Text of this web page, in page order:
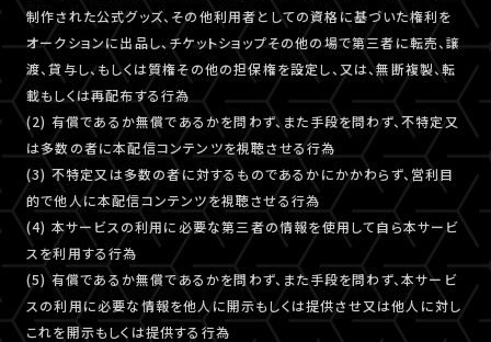
制作された公式グッズ、その他利用者としての資格に基づいた権利を
オークションに出品し、チケットショップその他の場で第三者に転売、譲
渡、貸与し、もしくは質権その他の担保権を設定し、又は、無断複製、転
載もしくは再配布する行為
(2) 有償であるか無償であるかを問わず、また手段を問わず、不特定又
は多数の者に本配信コンテンツを視聴させる行為
(3) 不特定又は多数の者に対するものであるかにかかわらず、営利目
的で他人に本配信コンテンツを視聴させる行為
(4) 本サービスの利用に必要な第三者の情報を使用して自ら本サービ
スを利用する行為
(5) 有償であるか無償であるかを問わず、また手段を問わず、本サービ
スの利用に必要な情報を他人に開示もしくは提供させ又は他人に対し
これを開示もしくは提供する行為